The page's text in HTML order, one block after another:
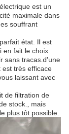
est un
maximale dans
souffrant
état. Il est
en fait le choix
sans tracas.d'une
très efficace
laissant avec
de filtration de
stock., mais
plus tôt possible.